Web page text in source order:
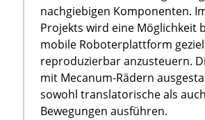
nachgiebigen Komponenten.
Projekts wird eine Möglichkeit
mobile Roboterplattform
reproduzierbar anzusteuern.
mit Mecanum-Rädern
sowohl translatorische als
Bewegungen ausführen.